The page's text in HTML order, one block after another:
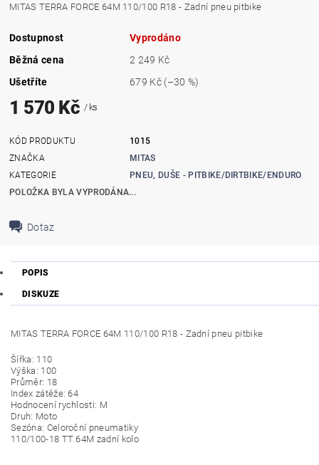
MITAS TERRA FORCE 64M 110/100 R18 - Zadní pneu pitbike
Dostupnost
Vyprodáno
Běžná cena
2 249 Kč
Ušetříte
679 Kč (–30 %)
1 570 Kč / ks
KÓD PRODUKTU
1015
ZNAČKA
MITAS
KATEGORIE
PNEU, DUŠE - PITBIKE/DIRTBIKE/ENDURO
POLOŽKA BYLA VYPRODÁNA...
Dotaz
POPIS
DISKUZE
MITAS TERRA FORCE 64M 110/100 R18 - Zadní pneu pitbike
Šířka: 110
Výška: 100
Průměr: 18
Index zátěže: 64
Hodnocení rychlosti: M
Druh: Moto
Sezóna: Celoroční pneumatiky
110/100-18 TT 64M zadní kolo